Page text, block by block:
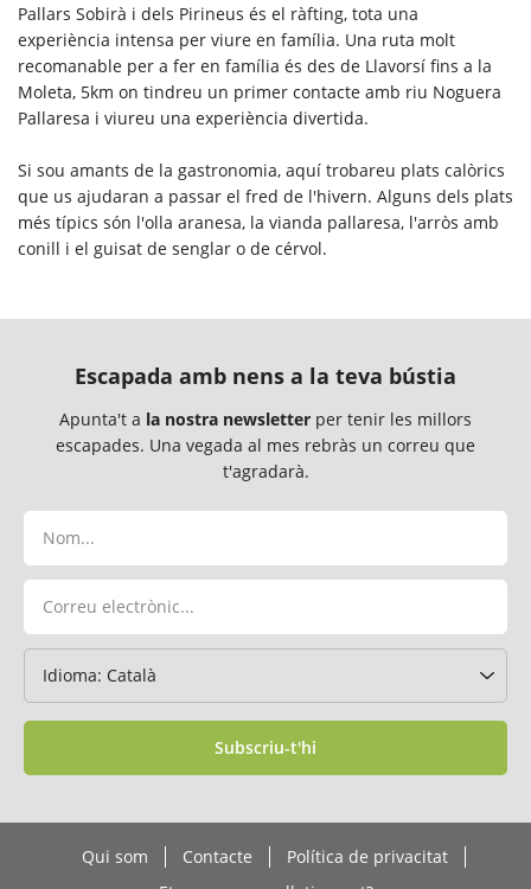
Pallars Sobirà i dels Pirineus és el ràfting, tota una
experiència intensa per viure en família. Una ruta molt
recomanable per a fer en família és des de Llavorsí fins a la
Moleta, 5km on tindreu un primer contacte amb riu Noguera
Pallaresa i viureu una experiència divertida.
Si sou amants de la gastronomia, aquí trobareu plats calòrics
que us ajudaran a passar el fred de l'hivern. Alguns dels plats
més típics són l'olla aranesa, la vianda pallaresa, l'arròs amb
conill i el guisat de senglar o de cérvol.
Escapada amb nens a la teva bústia
Apunta't a la nostra newsletter per tenir les millors
escapades. Una vegada al mes rebràs un correu que
t'agradarà.
Subscriu-t'hi
Qui som Contacte
Política de privacitat